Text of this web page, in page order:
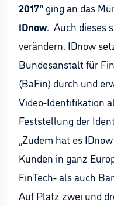
2017“ ging an das
IDnow. Auch dieses
verändern. IDnow
Bundesanstalt für
(BaFin) durch und
Video-Identifikation
Feststellung der
„Zudem hat es
Kunden in ganz
FinTech- als auch
Auf Platz zwei und